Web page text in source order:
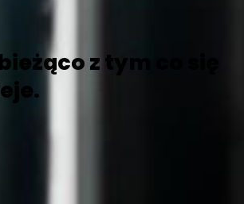
z tym co się